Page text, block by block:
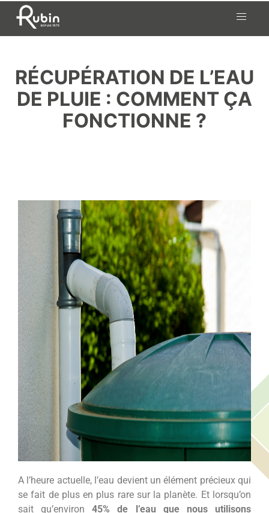
RÉCUPÉRATION DE L’EAU
DE PLUIE : COMMENT ÇA
FONCTIONNE ?
A l’heure actuelle, l’eau devient un élément précieux qui
se fait de plus en plus rare sur la planète. Et lorsqu’on
sait qu’environ45% de l’eau que nous utilisons